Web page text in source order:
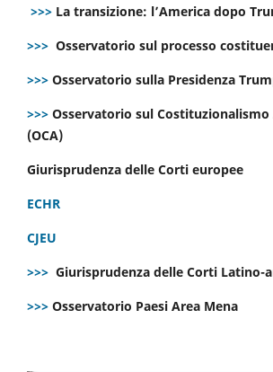
>>> La transizione: l’America dopo
>>> Osservatorio sul processo
>>> Osservatorio sulla Presidenza
>>> Osservatorio sul
(OCA)
Giurisprudenza delle Corti europee
ECHR
CJEU
>>> Giurisprudenza delle Corti Latino-
>>> Osservatorio Paesi Area Mena